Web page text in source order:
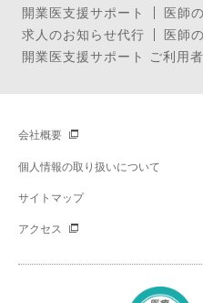
開業医支援サポート
医師
求人のお知らせ代行
医師
開業医支援サポート ご利用
会社概要
個人情報の取り扱いについて
サイトマップ
アクセス